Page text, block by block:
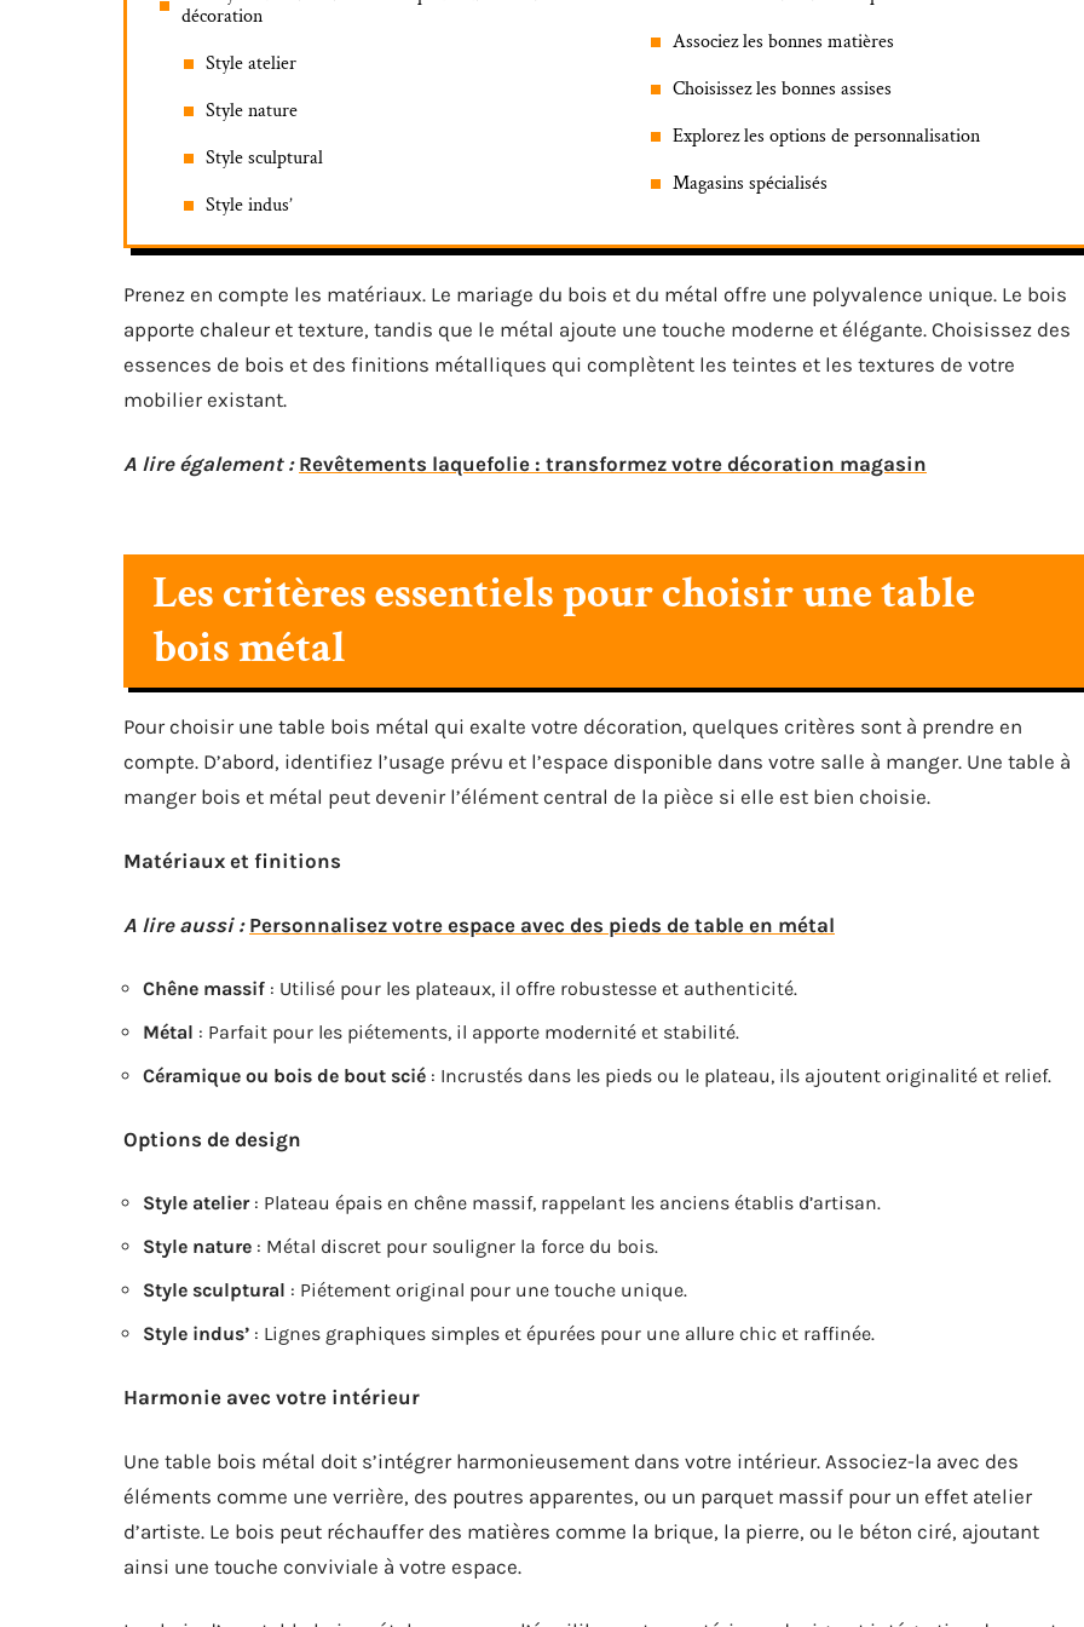
décoration
Style atelier
Style nature
Style sculptural
Style indus’
Associez les bonnes matières
Choisissez les bonnes assises
Explorez les options de personnalisation
Magasins spécialisés
Prenez en compte les matériaux. Le mariage du bois et du métal offre une polyvalence unique. Le bois
apporte chaleur et texture, tandis que le métal ajoute une touche moderne et élégante. Choisissez des
essences de bois et des finitions métalliques qui complètent les teintes et les textures de votre
mobilier existant.
A lire également : Revêtements laquefolie : transformez votre décoration magasin
Les critères essentiels pour choisir une table
bois métal
Pour choisir une table bois métal qui exalte votre décoration, quelques critères sont à prendre en
compte. D’abord, identifiez l’usage prévu et l’espace disponible dans votre salle à manger. Une table à
manger bois et métal peut devenir l’élément central de la pièce si elle est bien choisie.
Matériaux et finitions
A lire aussi : Personnalisez votre espace avec des pieds de table en métal
Chêne massif : Utilisé pour les plateaux, il offre robustesse et authenticité.
Métal : Parfait pour les piétements, il apporte modernité et stabilité.
Céramique ou bois de bout scié : Incrustés dans les pieds ou le plateau, ils ajoutent originalité et relief.
Options de design
Style atelier: Plateau épais en chêne massif, rappelant les anciens établis d’artisan.
Style nature : Métal discret pour souligner la force du bois.
Style sculptural : Piétement original pour une touche unique.
Style indus’ : Lignes graphiques simples et épurées pour une allure chic et raffinée.
Harmonie avec votre intérieur
Une table bois métal doit s’intégrer harmonieusement dans votre intérieur. Associez-la avec des
éléments comme une verrière, des poutres apparentes, ou un parquet massif pour un effet atelier
d’artiste. Le bois peut réchauffer des matières comme la brique, la pierre, ou le béton ciré, ajoutant
ainsi une touche conviviale à votre espace.